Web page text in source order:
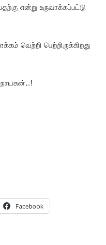
என்று உருவாக்கப்பட்டு
வெற்றி பெற்றிருக்கிறது
Facebook